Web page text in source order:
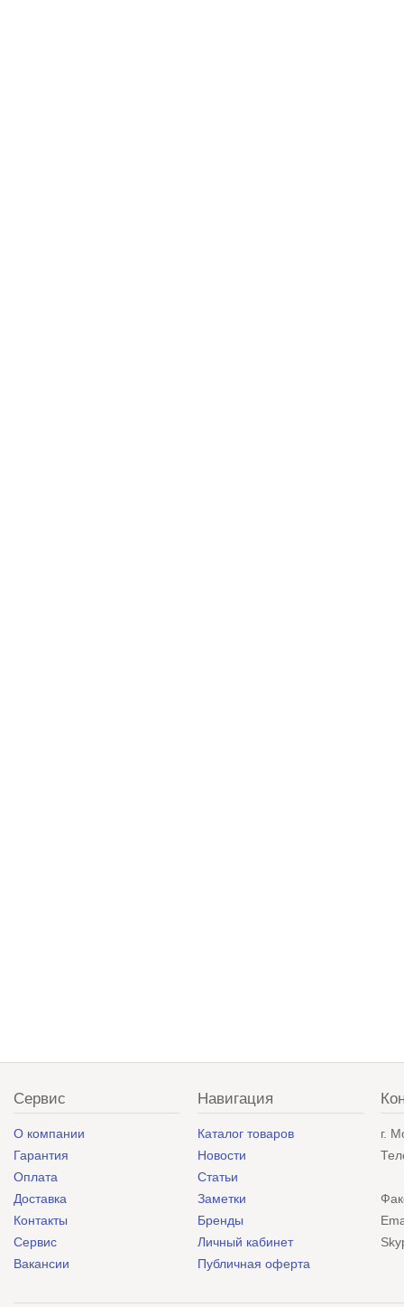
Сервис
О компании
Гарантия
Оплата
Доставка
Контакты
Сервис
Вакансии
Навигация
Каталог товаров
Новости
Статьи
Заметки
Бренды
Личный кабинет
Публичная оферта
г.